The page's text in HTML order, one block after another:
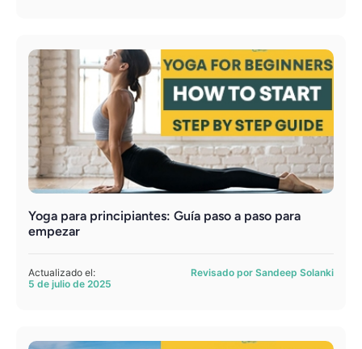
Yoga para principiantes: Guía paso a paso para
empezar
Actualizado el:
5 de julio de 2025
Revisado por Sandeep Solanki